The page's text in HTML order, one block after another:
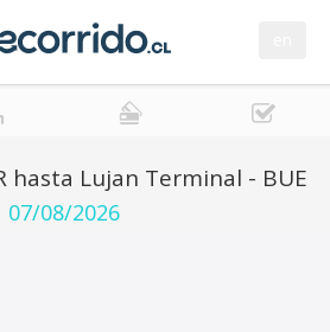
hasta Lujan Terminal - BUE
07/08/2026